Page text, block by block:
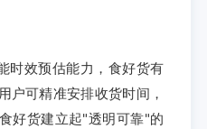
时效预估能力，食好货有
户可精准安排收货时间，
好货建立起"透明可靠"的